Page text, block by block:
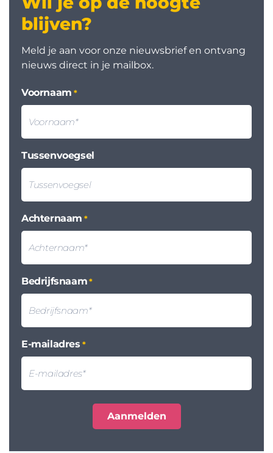
blijven?
Meld je aan voor onze nieuwsbrief en ontvang
nieuws direct in je mailbox.
Voornaam *
Tussenvoegsel
Achternaam *
Bedrijfsnaam *
E-mailadres *